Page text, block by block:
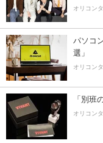
オリコン
パソコ
選」
オリコン
「別班
オリコン